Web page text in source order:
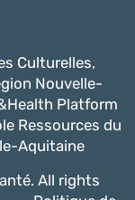
Culturelles,
Nouvelle-
Platform
Ressources du
Aquitaine
All rights